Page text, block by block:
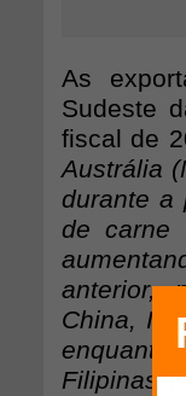
As
Sudeste
fiscal de
Austrália
durante a
de carne
anterior,
China,
Filipinas,